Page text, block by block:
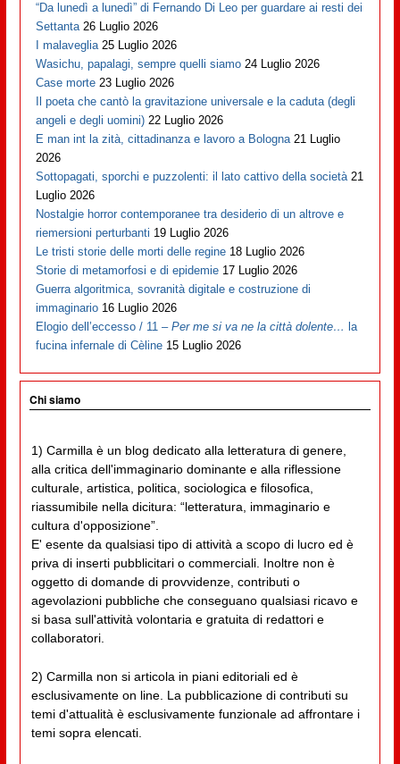
“Da lunedì a lunedì” di Fernando Di Leo per guardare ai resti dei
Settanta 26 Luglio 2026
I malaveglia 25 Luglio 2026
Wasichu, papalagi, sempre quelli siamo 24 Luglio 2026
Case morte 23 Luglio 2026
Il poeta che cantò la gravitazione universale e la caduta (degli
angeli e degli uomini) 22 Luglio 2026
E man int la zità, cittadinanza e lavoro a Bologna 21 Luglio
2026
Sottopagati, sporchi e puzzolenti: il lato cattivo della società 21
Luglio 2026
Nostalgie horror contemporanee tra desiderio di un altrove e
riemersioni perturbanti 19 Luglio 2026
Le tristi storie delle morti delle regine 18 Luglio 2026
Storie di metamorfosi e di epidemie 17 Luglio 2026
Guerra algoritmica, sovranità digitale e costruzione di
immaginario 16 Luglio 2026
Elogio dell’eccesso / 11 –Per me si va ne la città dolente… la
fucina infernale di Cèline 15 Luglio 2026
Chi siamo
1) Carmilla è un blog dedicato alla letteratura di genere,
alla critica dell'immaginario dominante e alla riflessione
culturale, artistica, politica, sociologica e filosofica,
riassumibile nella dicitura: “letteratura, immaginario e
cultura d'opposizione”.
E' esente da qualsiasi tipo di attività a scopo di lucro ed è
priva di inserti pubblicitari o commerciali. Inoltre non è
oggetto di domande di provvidenze, contributi o
agevolazioni pubbliche che conseguano qualsiasi ricavo e
si basa sull'attività volontaria e gratuita di redattori e
collaboratori.
2) Carmilla non si articola in piani editoriali ed è
esclusivamente on line. La pubblicazione di contributi su
temi d'attualità è esclusivamente funzionale ad affrontare i
temi sopra elencati.